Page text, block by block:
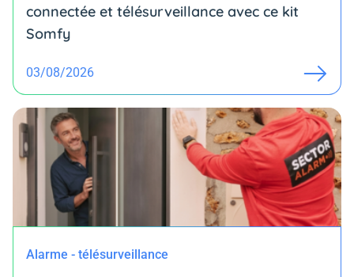
connectée et télésurveillance avec ce kit
Somfy
03/08/2026
Alarme - télésurveillance